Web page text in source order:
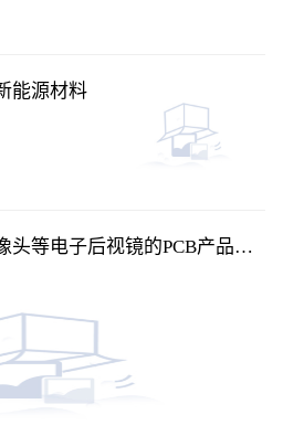
能源材料
头等电子后视镜的PCB产品已